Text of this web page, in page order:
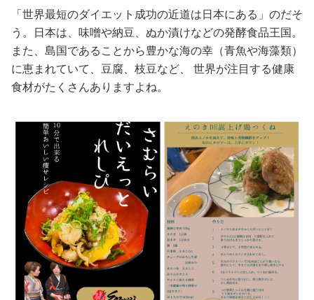
「世界最短のダイエット成功の近道は日本にある」のだそ
う。日本は、味噌や納豆、ぬか漬けなどの発酵食品王国。
また、島国であることから豊かな海の幸（⻘魚や海藻類）
に恵まれていて、豆腐、枝豆など、 世界が注目する健康
食材がたくさんありますよね。